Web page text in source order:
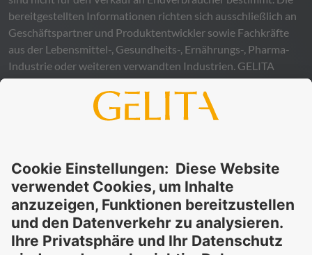
bereitgestellten Informationen richten sich ausschließlich an
Geschäftspartner und Produktentwickler sowie Fachkräfte
aus der Lebensmittel-, Gesundheits-, Ernährungs-, Pharma-
Industrie oder weiteren verwandten Industrien. GELITA
übernimmt keinerlei Gewähr – weder ausdrücklich noch
stillschweigend – für die Richtigkeit, Verlässlichkeit oder
Vollständigkeit der bereitgestellten Informationen und
Informationen ergeben könnte. Die Verwendung der
Informationen erfolgt auf eigenes Risiko und in eigener
Verantwortung.
Diese Erklärung entbindet Sie nicht von der Pflicht, eigene
Eignungsprüfungen und Tests durchzuführen, sowie alle